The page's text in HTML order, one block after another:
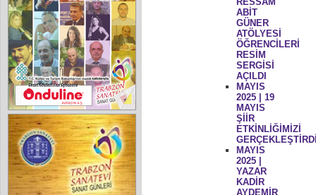
ABİT
GÜNER
ATÖLYESİ
ÖĞRENCİLERİ
RESİM
SERGİSİ
AÇILDI
MAYIS
2025 | 19
MAYIS
ŞİİR
ETKİNLİĞİMİZİ
MAYIS
2025 |
YAZAR
KADİR
AYDEMİR